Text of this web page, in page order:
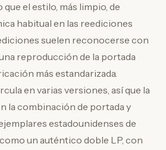
que el estilo, más limpio, de
habitual en las reediciones
suelen reconocerse con
reproducción de la portada
más estandarizada.
en varias versiones, así que la
la combinación de portada y
estadounidenses de
un auténtico doble LP, con